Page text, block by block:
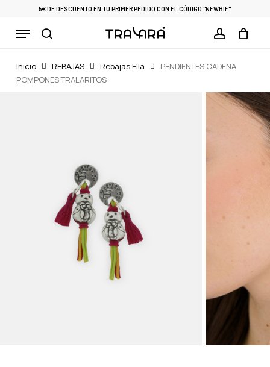
main
5€ DE DESCUENTO EN TU PRIMER PEDIDO CON EL CÓDIGO "NEWBIE"
Menu Cart CLOSE
CART
Inicio REBAJAS Rebajas Ella
PENDIENTES CADENA
POMPONES TRALARITOS